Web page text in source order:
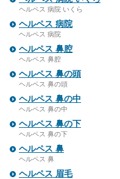
ヘルペス 病院 いくら
ヘルペス 病院
ヘルペス 病院
ヘルペス 鼻腔
ヘルペス 鼻腔
ヘルペス 鼻の頭
ヘルペス 鼻の頭
ヘルペス 鼻の中
ヘルペス 鼻の中
ヘルペス 鼻の下
ヘルペス 鼻の下
ヘルペス 鼻
ヘルペス 鼻
ヘルペス 眉毛